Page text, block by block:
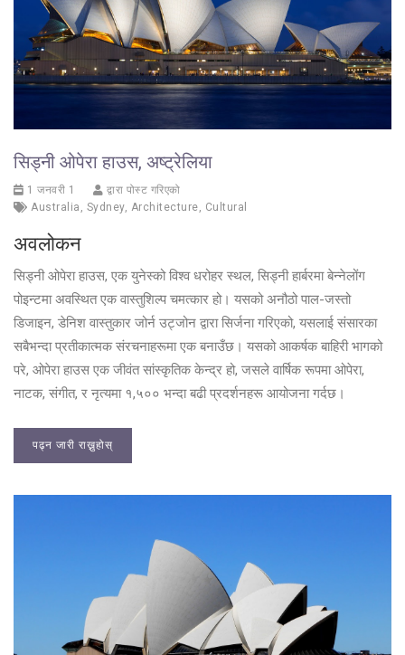
सिड्नी ओपेरा हाउस, अष्ट्रेलिया
1 जनवरी 1
द्वारा पोस्ट गरिएको
Australia
Sydney, Architecture Cultural
अवलोकन
सिड्नी ओपेरा हाउस, एक युनेस्को विश्व धरोहर स्थल, सिड्नी हार्बरमा बेन्नेलोंग
पोइन्टमा अवस्थित एक वास्तुशिल्प चमत्कार हो। यसको अनौठो पाल-जस्तो
डिजाइन, डेनिश वास्तुकार जोर्न उट्जोन द्वारा सिर्जना गरिएको, यसलाई संसारका
सबैभन्दा प्रतीकात्मक संरचनाहरूमा एक बनाउँछ। यसको आकर्षक बाहिरी भागको
परे, ओपेरा हाउस एक जीवंत सांस्कृतिक केन्द्र हो, जसले वार्षिक रूपमा ओपेरा,
नाटक, संगीत, र नृत्यमा १,५०० भन्दा बढी प्रदर्शनहरू आयोजना गर्दछ।
पढ्न जारी राख्नुहोस्